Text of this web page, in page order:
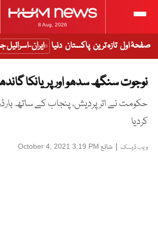
8 Aug, 2026
صفحۂ اول تازہ ترین پاکستان دنیا ایران-
نوجوت سنگھ سدھو اور پریانکا
حکومت نے اترپردیش، پنجاب کے ساتھ
کردیا
ویب ڈیسک | شائع October 4, 2021 3:19 PM